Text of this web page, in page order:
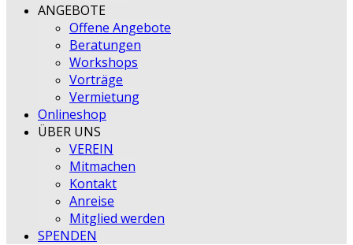
ANGEBOTE
Offene Angebote
Beratungen
Workshops
Vorträge
Vermietung
Onlineshop
ÜBER UNS
VEREIN
Mitmachen
Kontakt
Anreise
Mitglied werden
SPENDEN